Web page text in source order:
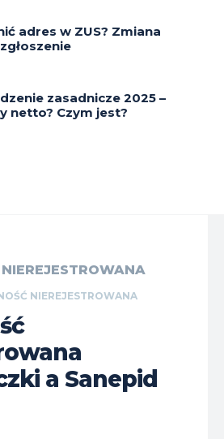
adres w ZUS? Zmiana
zasadnicze 2025 –
netto? Czym jest?